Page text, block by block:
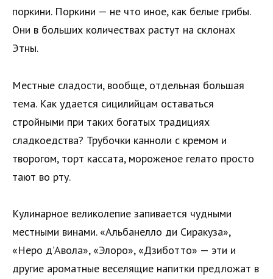
поркини. Поркини — не что иное, как белые грибы.
Они в больших количествах растут на склонах
Этны.
Местные сладости, вообще, отдельная большая
тема. Как удается сицилийцам оставаться
стройными при таких богатых традициях
сладкоедства? Трубочки канноли с кремом и
творогом, торт кассата, мороженое гелато просто
тают во рту.
Кулинарное великолепие запивается чудными
местными винами. «Альбанелло ди Сиракуза»,
«Неро д’Авола», «Элоро», «Дзиботто» — эти и
другие ароматные веселящие напитки предложат в